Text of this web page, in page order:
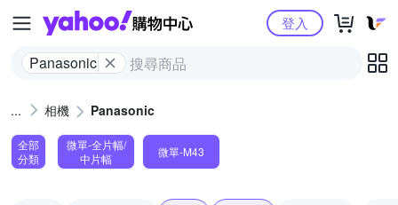
Yahoo購物中心
Panasonic
登入
相機 Panasonic
全部
分類
微單-全片幅/
中片幅
微單-M43